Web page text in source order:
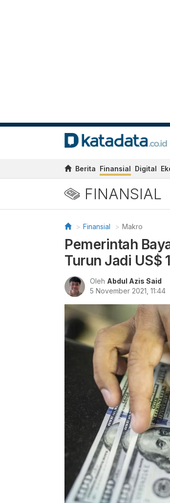
Berita Finansial Digital
FINANSIAL
Finansial Makro
Pemerintah
Turun Jadi US$
Oleh Abdul Azis Said
5 November 2021, 11:44